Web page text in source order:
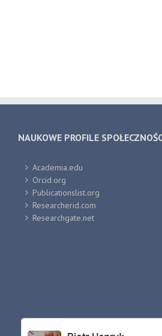
NAUKOWE PROFILE
Academia.edu
Orcid.org
Publicationslist.org
Researcherid.com
Researchgate.net